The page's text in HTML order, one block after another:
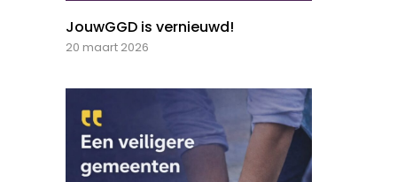
JouwGGD is vernieuwd!
20 maart 2026